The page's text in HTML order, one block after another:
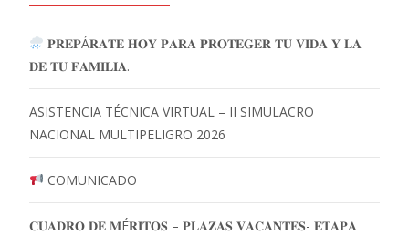
𝐏𝐑𝐄𝐏Á𝐑𝐀𝐓𝐄 𝐇𝐎𝐘 𝐏𝐀𝐑𝐀 𝐏𝐑𝐎𝐓𝐄𝐆𝐄𝐑 𝐓𝐔 𝐕𝐈𝐃𝐀 𝐘 𝐋𝐀
𝐃𝐄 𝐓𝐔 𝐅𝐀𝐌𝐈𝐋𝐈𝐀.
ASISTENCIA TÉCNICA VIRTUAL – II SIMULACRO
NACIONAL MULTIPELIGRO 2026
COMUNICADO
𝐂𝐔𝐀𝐃𝐑𝐎 𝐃𝐄 𝐌É𝐑𝐈𝐓𝐎𝐒 – 𝐏𝐋𝐀𝐙𝐀𝐒 𝐕𝐀𝐂𝐀𝐍𝐓𝐄𝐒- 𝐄𝐓𝐀𝐏𝐀